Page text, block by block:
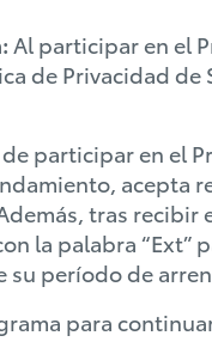
Al participar en el
de Privacidad
participar en el
acepta
tras recibir
la palabra “Ext”
su período de
para